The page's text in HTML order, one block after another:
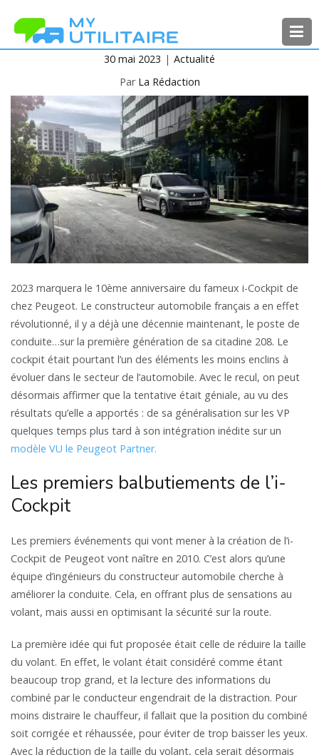
contenu
Toute l’actualité des véhicules
30 mai 2023
Actualité
Par La Rédaction
2023 marquera le 10ème anniversaire du fameux i-Cockpit de
chez Peugeot. Le constructeur automobile français a en effet
révolutionné, il y a déjà une décennie maintenant, le poste de
conduite…sur la première génération de sa citadine 208. Le
cockpit était pourtant l’un des éléments les moins enclins à
évoluer dans le secteur de l’automobile. Avec le recul, on peut
désormais affirmer que la tentative était géniale, au vu des
résultats qu’elle a apportés : de sa généralisation sur les VP
quelques temps plus tard à son intégration inédite sur un
modèle VU le Peugeot Partner.
Les premiers balbutiements de l’i-
Cockpit
Les premiers événements qui vont mener à la création de l’i-
Cockpit de Peugeot vont naître en 2010. C’est alors qu’une
équipe d’ingénieurs du constructeur automobile cherche à
améliorer la conduite. Cela, en offrant plus de sensations au
volant, mais aussi en optimisant la sécurité sur la route.
La première idée qui fut proposée était celle de réduire la taille
du volant. En effet, le volant était considéré comme étant
beaucoup trop grand, et la lecture des informations du
combiné par le conducteur engendrait de la distraction. Pour
moins distraire le chauffeur, il fallait que la position du combiné
soit corrigée et réhaussée, pour éviter de trop baisser les yeux.
Avec la réduction de la taille du volant, cela serait désormais